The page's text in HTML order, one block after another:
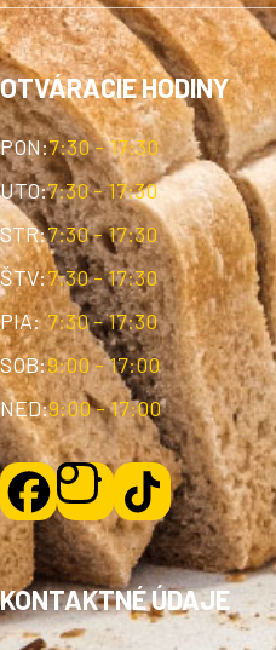
OTVÁRACIE HODINY
PON:7:30 - 17:30
UTO:7:30 - 17:30
STR:7:30 - 17:30
ŠTV:7:30 - 17:30
PIA: 7:30 - 17:30
SOB:9:00 - 17:00
NED:9:00 - 17:00
KONTAKTNÉ ÚDAJE